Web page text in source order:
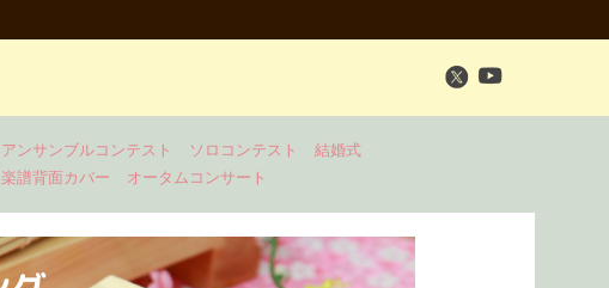
アンサンブルコンテスト ソロコンテスト
結婚式
楽譜背面カバー
オータムコンサート